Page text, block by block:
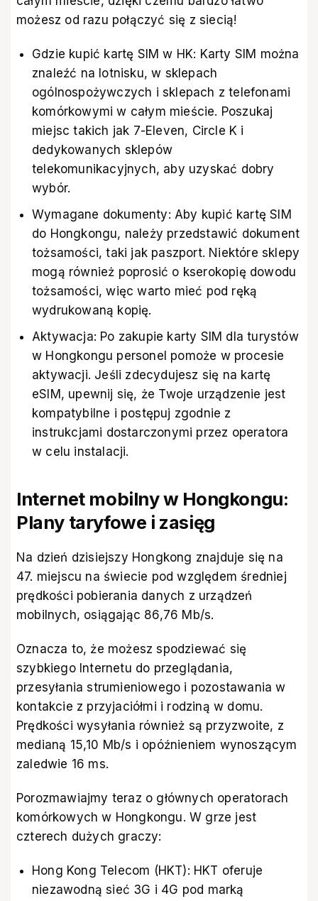
możesz od razu połączyć się z siecią!
Gdzie kupić kartę SIM w HK: Karty SIM można
znaleźć na lotnisku, w sklepach
ogólnospożywczych i sklepach z telefonami
komórkowymi w całym mieście. Poszukaj
miejsc takich jak 7-Eleven, Circle K i
dedykowanych sklepów
telekomunikacyjnych, aby uzyskać dobry
wybór.
Wymagane dokumenty: Aby kupić kartę SIM
do Hongkongu, należy przedstawić dokument
tożsamości, taki jak paszport. Niektóre sklepy
mogą również poprosić o kserokopię dowodu
tożsamości, więc warto mieć pod ręką
wydrukowaną kopię.
Aktywacja: Po zakupie karty SIM dla turystów
w Hongkongu personel pomoże w procesie
aktywacji. Jeśli zdecydujesz się na kartę
eSIM, upewnij się, że Twoje urządzenie jest
kompatybilne i postępuj zgodnie z
instrukcjami dostarczonymi przez operatora
w celu instalacji.
Internet mobilny w Hongkongu:
Plany taryfowe i zasięg
Na dzień dzisiejszy Hongkong znajduje się na
47. miejscu na świecie pod względem średniej
prędkości pobierania danych z urządzeń
mobilnych, osiągając 86,76 Mb/s.
Oznacza to, że możesz spodziewać się
szybkiego Internetu do przeglądania,
przesyłania strumieniowego i pozostawania w
kontakcie z przyjaciółmi i rodziną w domu.
Prędkości wysyłania również są przyzwoite, z
medianą 15,10 Mb/s i opóźnieniem wynoszącym
zaledwie 16 ms.
Porozmawiajmy teraz o głównych operatorach
komórkowych w Hongkongu. W grze jest
czterech dużych graczy:
Hong Kong Telecom (HKT): HKT oferuje
niezawodną sieć 3G i 4G pod marką